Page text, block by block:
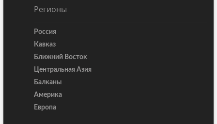
Регионы
Россия
Кавказ
Ближний Восток
Центральная Азия
Балканы
Америка
Европа